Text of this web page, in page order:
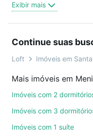
trabalho e do metrô,
oferta ideal de
Maria, RS para
visita presencial ou
mil corretores e
venda ou troca de
Como escolher um
Use barra de busca
Exibir mais
Continue suas
Loft Imóveis em
Mais imóveis em
Imóveis com 2
Imóveis com 3
Imóveis com 1 suíte